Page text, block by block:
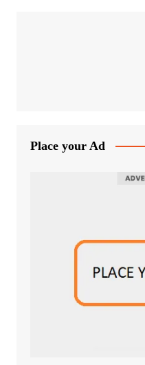
Place your Ad